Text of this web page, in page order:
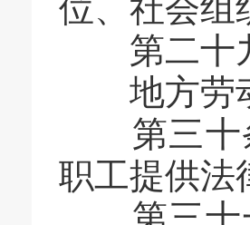
位、社会组
第二十九
地方劳动
第三十
职工提供法